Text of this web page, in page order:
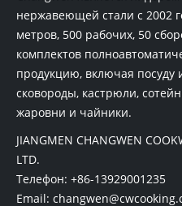
нержавеющей стали с 2002
метров, 500 рабочих, 50
комплектов
продукцию, включая
сковороды, кастрюли,
жаровни и чайники.
JIANGMEN CHANGWEN
LTD.
Телефон: +86-13929001235
Email: